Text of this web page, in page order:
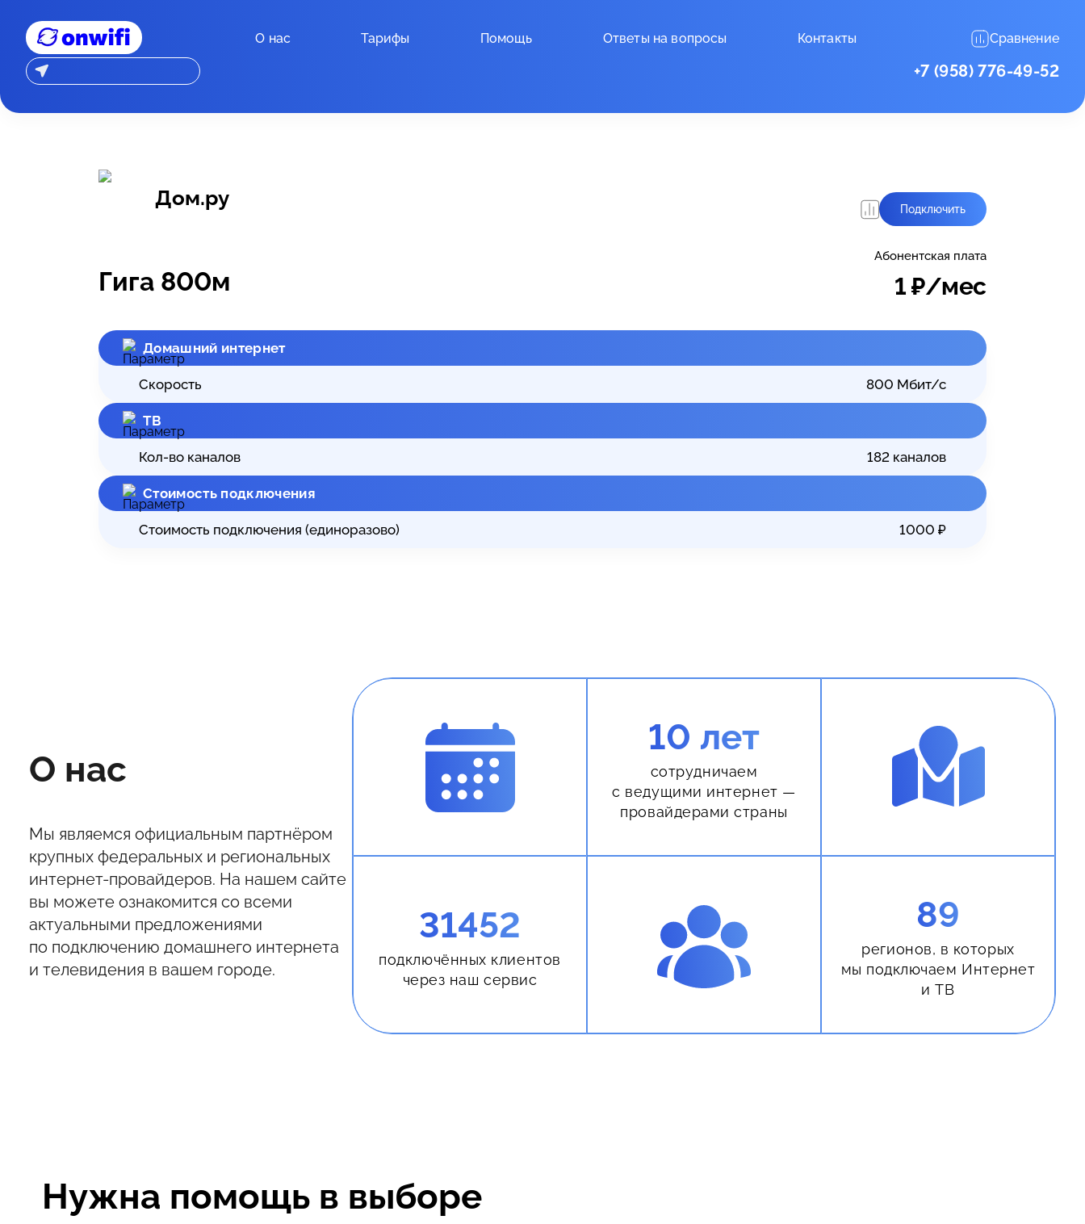
О нас Тарифы Помощь Ответы на вопросы Контакты Сравнение
+7 (958) 776-49-52
Дом.ру Подключить
Гига 800м
Абонентская плата
1 ₽/мес
Домашний интернет
Скорость 800 Мбит/с
ТВ
Кол-во каналов 182 каналов
Стоимость подключения
Стоимость подключения (единоразово) 1000 ₽
О нас
Мы являемся официальным партнёром
крупных федеральных и региональных
интернет-провайдеров. На нашем сайте
вы можете ознакомится со всеми
актуальными предложениями
по подключению домашнего интернета
и телевидения в вашем городе.
10 лет
сотрудничаем
с ведущими интернет —
провайдерами страны
31452
подключённых клиентов
через наш сервис
89
регионов, в которых
мы подключаем Интернет
и ТВ
Нужна помощь в выборе